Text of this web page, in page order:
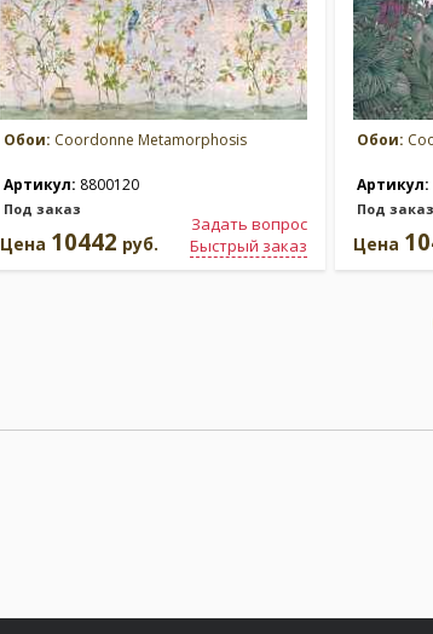
Обои: Coordonne Metamorphosis
Артикул: 8800120
Под заказ
Задать вопрос
Быстрый заказ
Цена 10442 руб.
Обои:
Артикул:
Под заказ
Цена